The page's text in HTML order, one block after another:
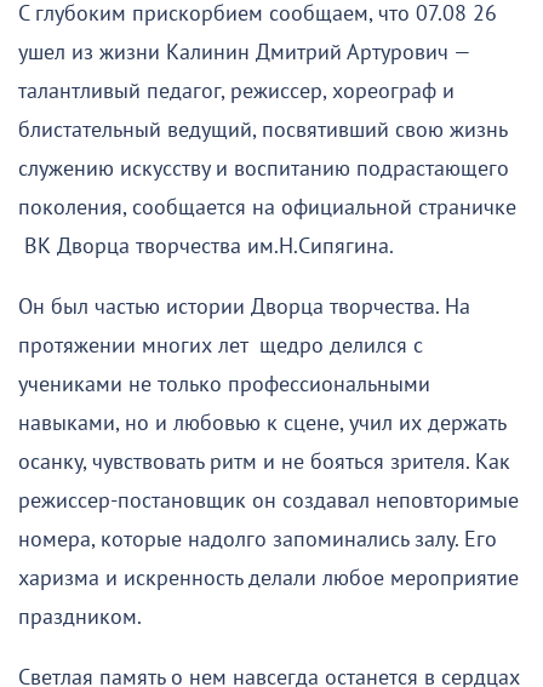
С глубоким прискорбием сообщаем, что 07.08 26
ушел из жизни Калинин Дмитрий Артурович —
талантливый педагог, режиссер, хореограф и
блистательный ведущий, посвятивший свою жизнь
служению искусству и воспитанию подрастающего
поколения, сообщается на официальной страничке
ВК Дворца творчества им.Н.Сипягина.
Он был частью истории Дворца творчества. На
протяжении многих лет щедро делился с
учениками не только профессиональными
навыками, но и любовью к сцене, учил их держать
осанку, чувствовать ритм и не бояться зрителя. Как
режиссер-постановщик он создавал неповторимые
номера, которые надолго запоминались залу. Его
харизма и искренность делали любое мероприятие
праздником.
Светлая память о нем навсегда останется в сердцах